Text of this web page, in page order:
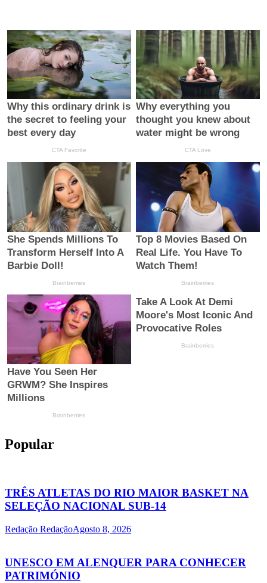
Popular
TRÊS ATLETAS DO RIO MAIOR BASKET NA
SELEÇÃO NACIONAL SUB-14
Redação RedaçãoAgosto 8, 2026
UNESCO EM ALENQUER PARA CONHECER
PATRIMÓNIO